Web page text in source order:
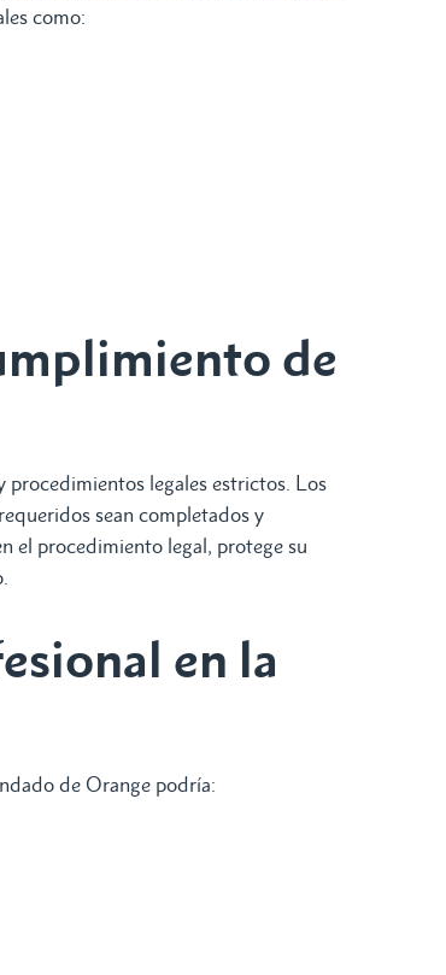
como:
de
procedimientos legales estrictos. Los
sean completados y
el procedimiento legal, protege su
en la
de Orange podría: